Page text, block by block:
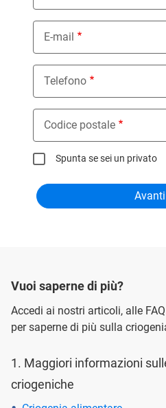
E-mail
Telefono
Codice postale
Spunta se sei un privato
Vuoi saperne di più?
Accedi ai nostri articoli, alle
per saperne di più sulla
1. Maggiori informazioni
criogeniche